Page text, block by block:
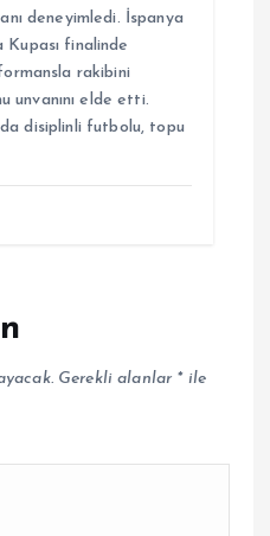
deneyimledi. İspanya
Kupası finalinde
rakibini
unvanını elde etti.
disiplinli futbolu, topu
Gerekli alanlar *ile